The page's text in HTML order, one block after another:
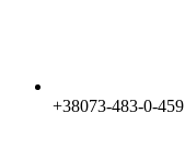
+38073-483-0-459